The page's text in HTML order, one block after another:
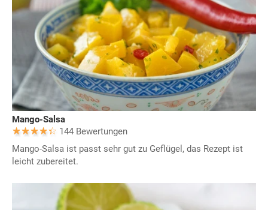
Mango-Salsa
144 Bewertungen
Mango-Salsa ist passt sehr gut zu Geflügel, das Rezept ist
leicht zubereitet.